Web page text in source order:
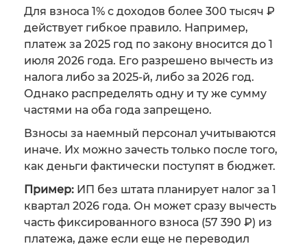
Для взноса 1% с доходов более 300 тысяч ₽
действует гибкое правило. Например,
платеж за 2025 год по закону вносится до 1
июля 2026 года. Его разрешено вычесть из
налога либо за 2025-й, либо за 2026 год.
Однако распределять одну и ту же сумму
частями на оба года запрещено.
Взносы за наемный персонал учитываются
иначе. Их можно зачесть только после того,
как деньги фактически поступят в бюджет.
Пример: ИП без штата планирует налог за 1
квартал 2026 года. Он может сразу вычесть
часть фиксированного взноса (57 390 ₽) из
платежа, даже если еще не переводил